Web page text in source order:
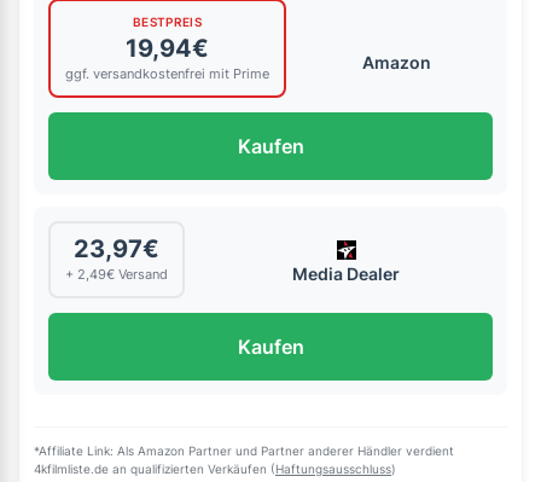
Amazon
BESTPREIS
19,94€
ggf. versandkostenfrei mit Prime
Kaufen
Media Dealer
23,97€
+ 2,49€ Versand
Kaufen
*Affiliate Link: Als Amazon Partner und Partner anderer Händler verdient
4kfilmliste.de an qualifizierten Verkäufen (Haftungsausschluss)